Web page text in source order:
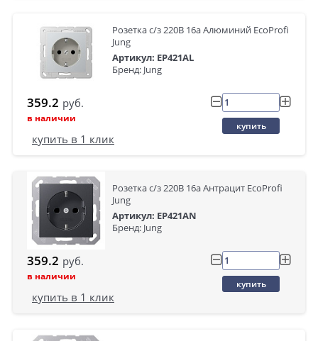
Розетка с/з 220В 16а Алюминий EcoProfi
Jung
Артикул: EP421AL
Бренд: Jung
359.2 руб.
в наличии
купить
купить в 1 клик
Розетка с/з 220В 16а Антрацит EcoProfi
Jung
Артикул: EP421AN
Бренд: Jung
359.2 руб.
в наличии
купить
купить в 1 клик